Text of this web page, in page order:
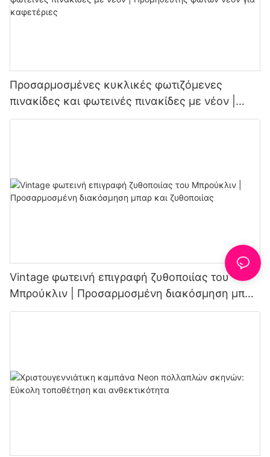
Προσαρμοσμένες κυκλικές φωτιζόμενες
πινακίδες και φωτεινές πινακίδες με νέον |
Προμηθευτής φώτων νέον για καφετέριες
Vintage φωτεινή επιγραφή ζυθοποιίας του
Μπρούκλιν | Προσαρμοσμένη διακόσμηση μπαρ
και ζυθοποιίας